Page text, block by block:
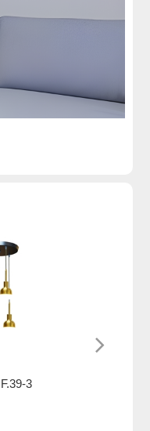
,
Đèn chao thả penthouse
3